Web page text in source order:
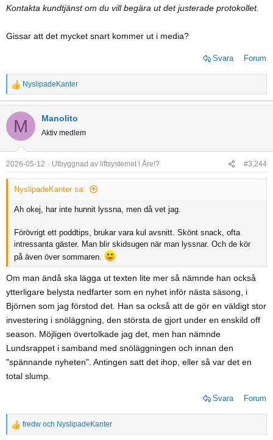
Kontakta kundtjänst om du vill begära ut det justerade protokollet.
Gissar att det mycket snart kommer ut i media?
Svara Forum
R
e
a
t
i
o
n
NyslipadeKanter
M Manolito
Aktiv medlem
2026-05-12 Utbyggnad av liftsystemet i Åre!? #3,244
NyslipadeKanter sa:
Ah okej, har inte hunnit lyssna, men då vet jag.
Förövrigt ett poddtips, brukar vara kul avsnitt. Skönt snack, ofta
intressanta gäster. Man blir skidsugen när man lyssnar. Och de kör
på även över sommaren.
Om man ändå ska lägga ut texten lite mer så nämnde han också
ytterligare belysta nedfarter som en nyhet inför nästa säsong, i
Björnen som jag förstod det. Han sa också att de gör en väldigt stor
investering i snöläggning, den största de gjort under en enskild off
season. Möjligen övertolkade jag det, men han nämnde
Lundsrappet i samband med snöläggningen och innan den
"spännande nyheten". Antingen satt det ihop, eller så var det en
total slump.
Svara Forum
R
fredw och NyslipadeKanter